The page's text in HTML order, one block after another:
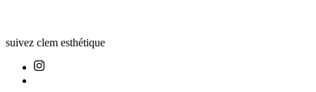
suivez clem esthétique